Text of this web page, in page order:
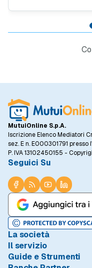
MutuiOnline.it, a
94 per cento delle
MutuiOnline S.p.A.
Iscrizione Elenco Mediatori
sez. E n. E000301791 presso
P. IVA 13102450155 -
Seguici Su
La società
Chi è MutuiOnline.it
Contatta MutuiOnline.it
Il servizio
Come Funziona
Guide e Strumenti